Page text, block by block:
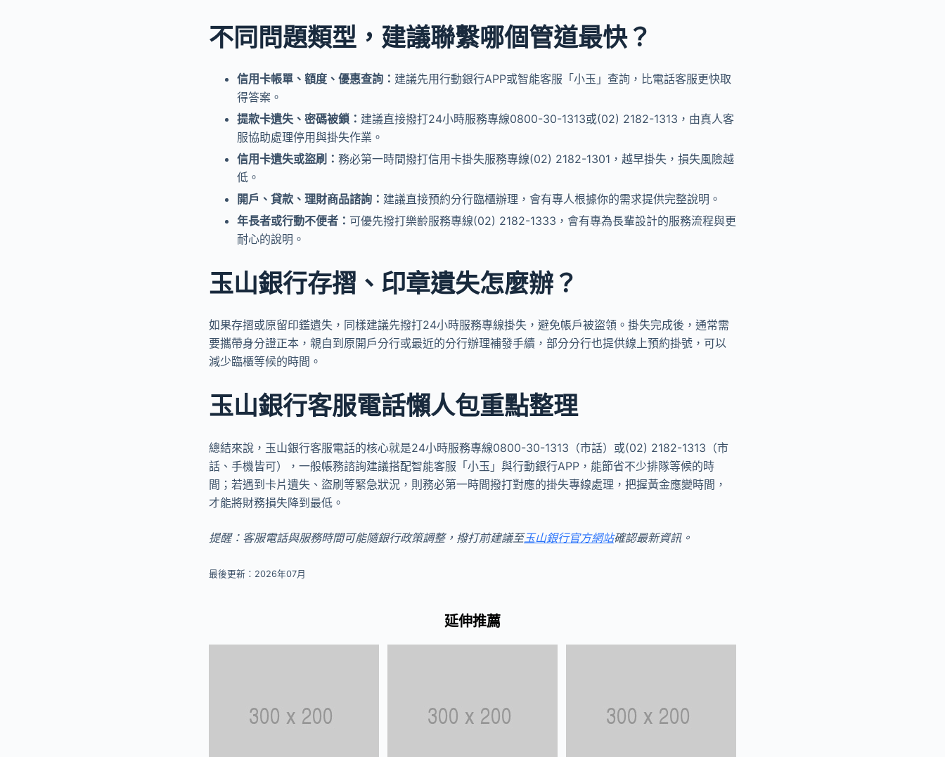
不同問題類型，建議聯繫哪個管道最快？
信用卡帳單、額度、優惠查詢： 建議先用行動銀行APP或智能客服「小玉」查詢，比電話客服更快取
得答案。
提款卡遺失、密碼被鎖： 建議直接撥打24小時服務專線0800-30-1313或(02) 2182-1313，由真人客
服協助處理停用與掛失作業。
信用卡遺失或盜刷： 務必第一時間撥打信用卡掛失服務專線(02) 2182-1301，越早掛失，損失風險越
低。
開戶、貸款、理財商品諮詢： 建議直接預約分行臨櫃辦理，會有專人根據你的需求提供完整說明。
年長者或行動不便者： 可優先撥打樂齡服務專線(02) 2182-1333，會有專為長輩設計的服務流程與更
耐心的說明。
玉山銀行存摺、印章遺失怎麼辦？
如果存摺或原留印鑑遺失，同樣建議先撥打24小時服務專線掛失，避免帳戶被盜領。掛失完成後，通常需
要攜帶身分證正本，親自到原開戶分行或最近的分行辦理補發手續，部分分行也提供線上預約掛號，可以
減少臨櫃等候的時間。
玉山銀行客服電話懶人包重點整理
總結來說，玉山銀行客服電話的核心就是24小時服務專線0800-30-1313（市話）或(02) 2182-1313（市
話、手機皆可），一般帳務諮詢建議搭配智能客服「小玉」與行動銀行APP，能節省不少排隊等候的時
間；若遇到卡片遺失、盜刷等緊急狀況，則務必第一時間撥打對應的掛失專線處理，把握黃金應變時間，
才能將財務損失降到最低。
提醒：客服電話與服務時間可能隨銀行政策調整，撥打前建議至玉山銀行官方網站確認最新資訊。
最後更新：2026年07月
延伸推薦